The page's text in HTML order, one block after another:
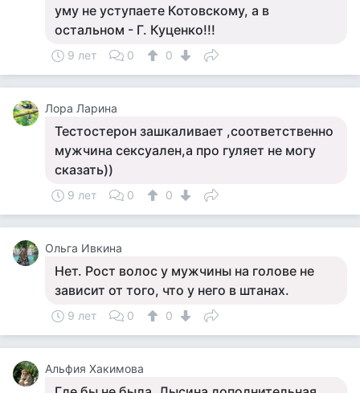
уму не уступаете Котовскому, а в
остальном - Г. Куценко!!!
9 лет 0 0
Лора Ларина
Тестостерон зашкаливает ,соответственно
мужчина сексуален,а про гуляет не могу
сказать))
9 лет 0 0
Ольга Ивкина
Нет. Рост волос у мужчины на голове не
зависит от того, что у него в штанах.
9 лет 0 0
Альфия Хакимова